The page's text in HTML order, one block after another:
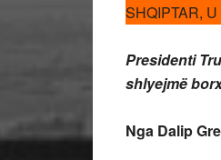
SHQIPTAR,
Presidenti
shlyejmë
Nga Dalip